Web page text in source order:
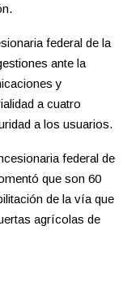
federal de la
ante la
y
a cuatro
a los usuarios.
federal de
que son 60
de la vía que
agrícolas de